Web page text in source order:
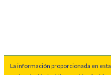
La información proporcionada en